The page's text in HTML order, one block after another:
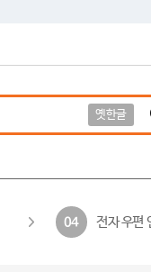
옛한글
04 전자 우편